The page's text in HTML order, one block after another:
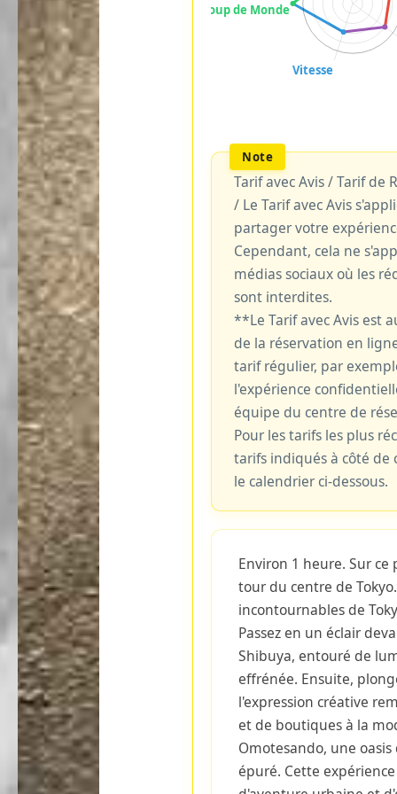
Tarif avec Avis / Tarif de
/ Le Tarif avec Avis
partager votre
Cependant, cela ne
médias sociaux où les
sont interdites.
**Le Tarif avec Avis est
de la réservation en
tarif régulier, par
l'expérience
équipe du centre de
Pour les tarifs les plus
tarifs indiqués à côté de
le calendrier ci-dessous.
Environ 1 heure. Sur ce
tour du centre de
incontournables de
Passez en un éclair
Shibuya, entouré de
effrénée. Ensuite,
l'expression créative
et de boutiques à la
Omotesando, une
épuré. Cette